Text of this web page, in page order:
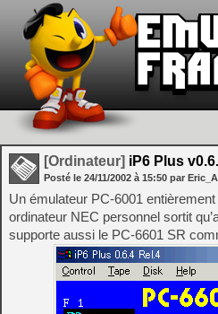
[Ordinateur] iP6 Plus
Posté le 24/11/2002 à 15:50 par
Un émulateur PC-6001
ordinateur NEC personnel sortit
supporte aussi le PC-6601 SR